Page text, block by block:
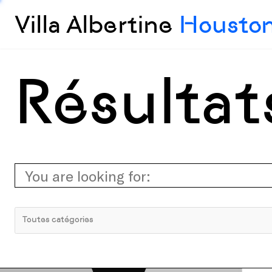
Villa Albertine
Search
Toutes catégories